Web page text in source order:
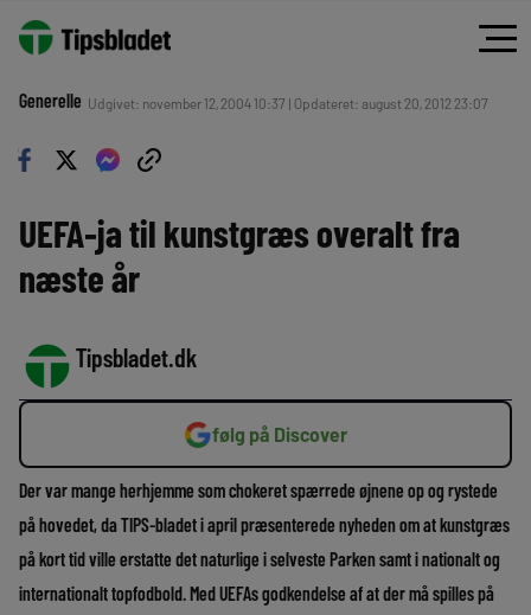
Generelle Udgivet: november 12, 2004 10:37 | Opdateret: august 20, 2012 23:07
UEFA-ja til kunstgræs overalt fra
næste år
Tipsbladet.dk
følg på Discover
Der var mange herhjemme som chokeret spærrede øjnene op og rystede
på hovedet, da TIPS-bladet i april præsenterede nyheden om at kunstgræs
på kort tid ville erstatte det naturlige i selveste Parken samt i nationalt og
internationalt topfodbold. Med UEFAs godkendelse af at der må spilles på